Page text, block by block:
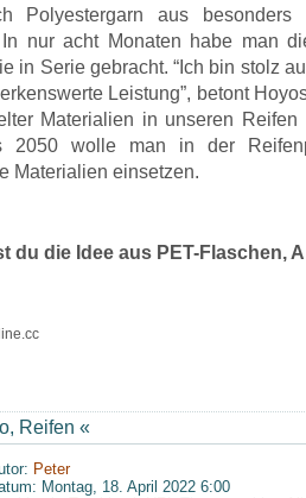
Polyestergarn aus besonders
In nur acht Monaten habe man
in Serie gebracht. “Ich bin stolz
Leistung”, betont
Materialien in unseren
2050 wolle man in der
Materialien einsetzen.
du die Idee aus PET-Flaschen,
, Reifen «
Peter
Montag, 18. April 2022 6:00